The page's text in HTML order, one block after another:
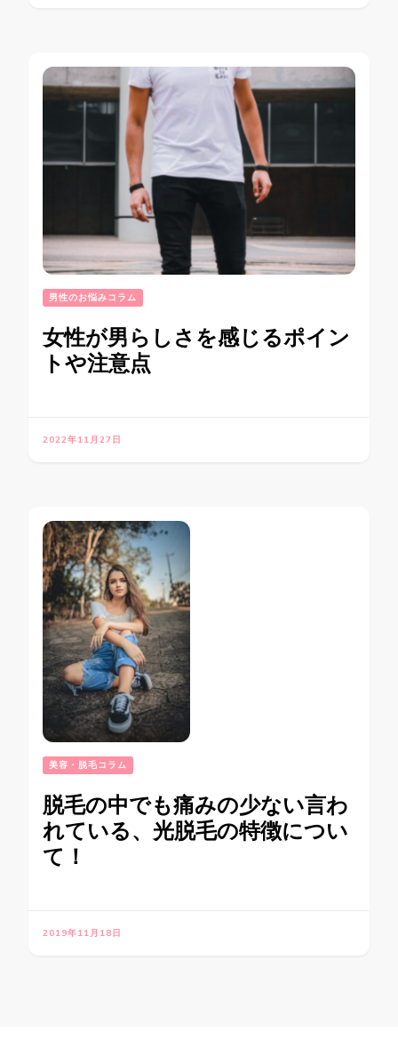
男性のお悩みコラム
女性が男らしさを感じるポイン
トや注意点
2022年11月27日
美容・脱毛コラム
脱毛の中でも痛みの少ない言わ
れている、光脱毛の特徴につい
て！
2019年11月18日